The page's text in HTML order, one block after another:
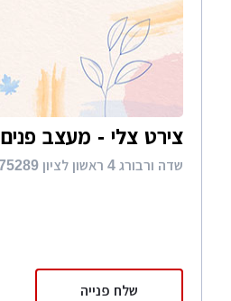
צירט צלי - מעצב פנים
שדה ורבורג 4 ראשון לציון 75289
שלח פנייה